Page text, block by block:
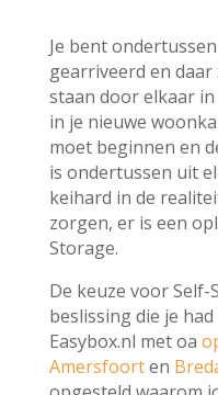
Je bent
gearriveerd en
staan door elkaar
in je nieuwe
moet beginnen en
is ondertussen uit
keihard in de
zorgen, er is een
Storage.
De keuze voor Self-
beslissing die je
Easybox.nl met oa
Amersfoorten